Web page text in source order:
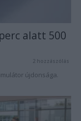
alatt 500
2 hozzászólás
újdonsága.